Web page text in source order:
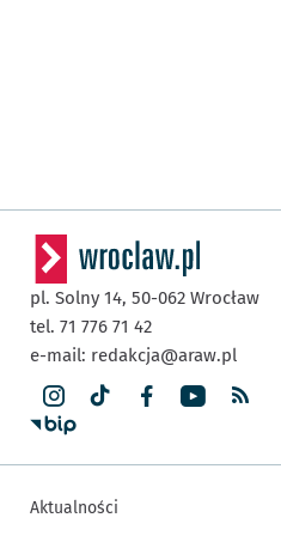
pl. Solny 14, 50-062 Wrocław
tel. 71 776 71 42
e-mail: redakcja@araw.pl
Aktualności